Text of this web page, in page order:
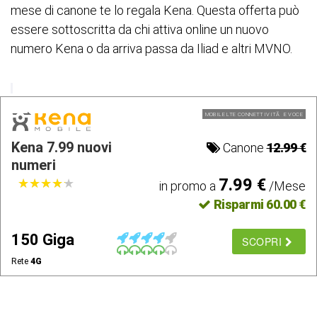
mese di canone te lo regala Kena. Questa offerta può
essere sottoscritta da chi attiva online un nuovo
numero Kena o da arriva passa da Iliad e altri MVNO.
MOBILE LTE CONNETTIVITÃ E VOCE
Kena 7.99 nuovi
numeri
Canone12.99 €
★★★★★
★★★★★ in promo a 7.99 €/Mese
Risparmi 60.00 €
150 Giga
Rete 4G
SCOPRI